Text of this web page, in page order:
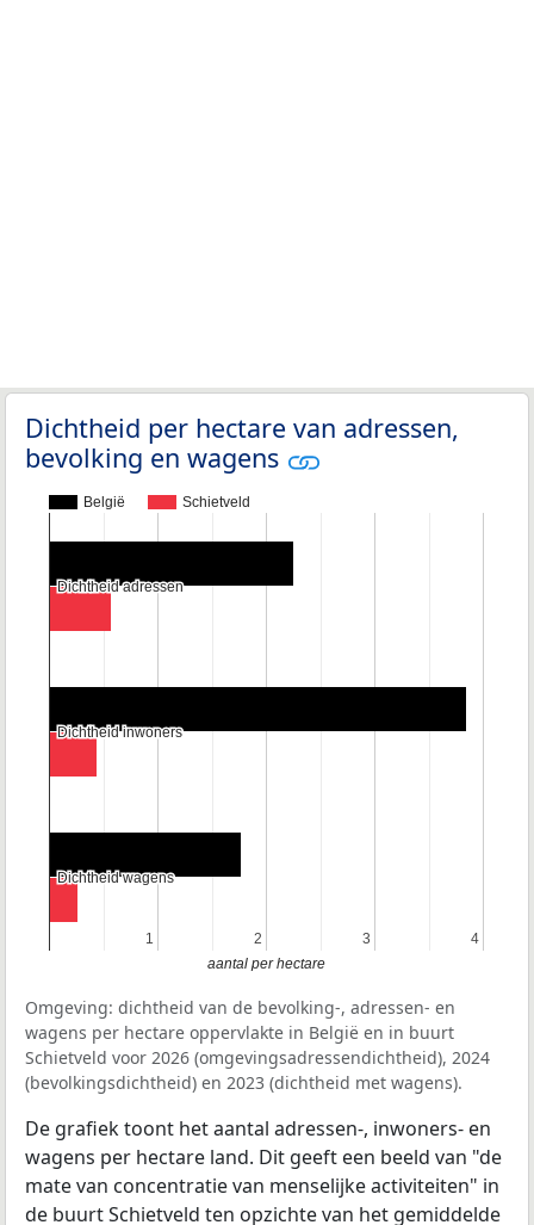
Dichtheid per hectare van adressen,
bevolking en wagens
België Schietveld
1
1 2
2 3
3 4
4
Dichtheid adressen
Dichtheid adressen
Dichtheid inwoners
Dichtheid inwoners
Dichtheid wagens
Dichtheid wagens
aantal per hectare
Omgeving: dichtheid van de bevolking-, adressen- en
wagens per hectare oppervlakte in België en in buurt
Schietveld voor 2026 (omgevingsadressendichtheid), 2024
(bevolkingsdichtheid) en 2023 (dichtheid met wagens).
De grafiek toont het aantal adressen-, inwoners- en
wagens per hectare land. Dit geeft een beeld van "de
mate van concentratie van menselijke activiteiten" in
de buurt Schietveld ten opzichte van het gemiddelde